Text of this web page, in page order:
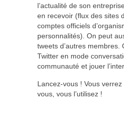
l’actualité de son
en recevoir (flux des sites
comptes officiels
personnalités). On peut
tweets d’autres membres.
Twitter en mode
communauté et jouer
Lancez-vous ! Vous verrez
vous, vous l’utilisez !